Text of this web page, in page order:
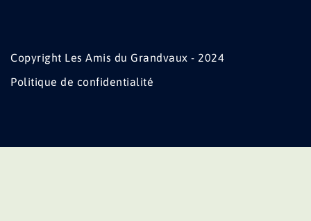
Copyright Les Amis du Grandvaux - 2024
Politique de confidentialité